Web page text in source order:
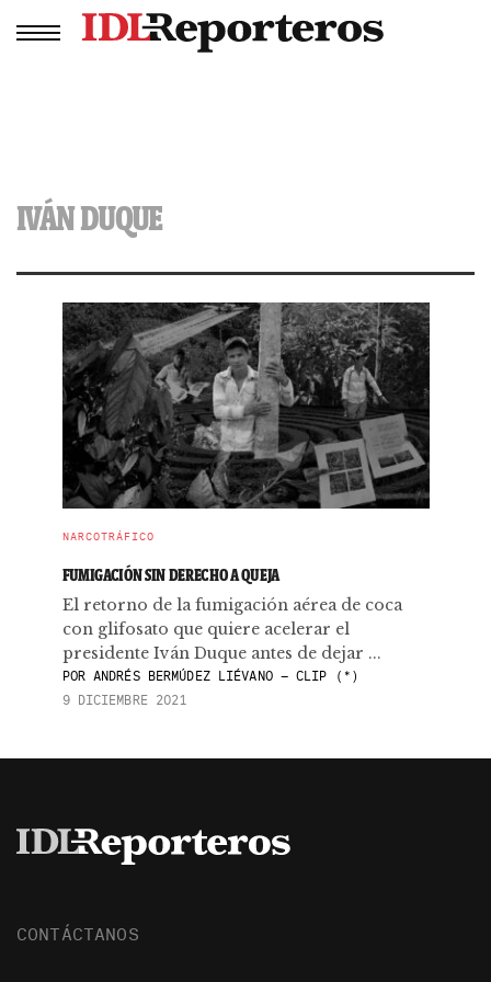
IVÁN DUQUE
NARCOTRÁFICO
FUMIGACIÓN SIN DERECHO A QUEJA
El retorno de la fumigación aérea de coca
con glifosato que quiere acelerar el
presidente Iván Duque antes de dejar ...
PORANDRÉS BERMÚDEZ LIÉVANO – CLIP (*)
9 DICIEMBRE 2021
CONTÁCTANOS